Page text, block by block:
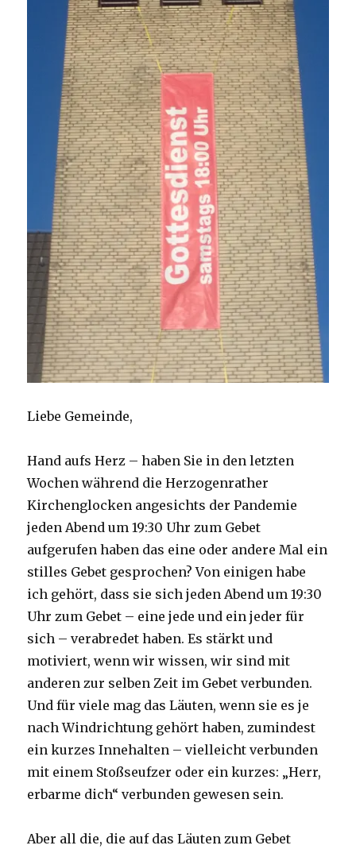
Liebe Gemeinde,
Hand aufs Herz – haben Sie in den letzten
Wochen während die Herzogenrather
Kirchenglocken angesichts der Pandemie
jeden Abend um 19:30 Uhr zum Gebet
aufgerufen haben das eine oder andere Mal ein
stilles Gebet gesprochen? Von einigen habe
ich gehört, dass sie sich jeden Abend um 19:30
Uhr zum Gebet – eine jede und ein jeder für
sich – verabredet haben. Es stärkt und
motiviert, wenn wir wissen, wir sind mit
anderen zur selben Zeit im Gebet verbunden.
Und für viele mag das Läuten, wenn sie es je
nach Windrichtung gehört haben, zumindest
ein kurzes Innehalten – vielleicht verbunden
mit einem Stoßseufzer oder ein kurzes: „Herr,
erbarme dich“ verbunden gewesen sein.
Aber all die, die auf das Läuten zum Gebet